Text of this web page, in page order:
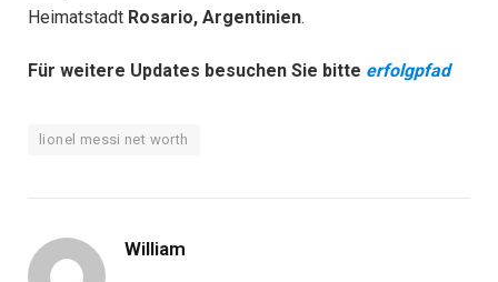
Heimatstadt Rosario, Argentinien.
Für weitere Updates besuchen Sie bitte erfolgpfad
lionel messi net worth
William